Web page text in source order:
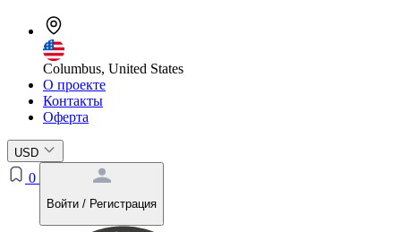
Columbus, United States
О проекте
Контакты
Оферта
USD
0
Войти / Регистрация